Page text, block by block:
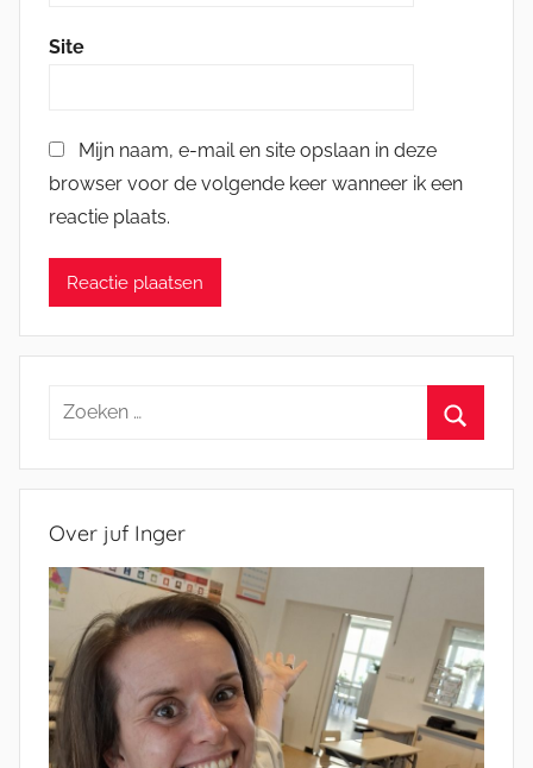
Site
Mijn naam, e-mail en site opslaan in deze
browser voor de volgende keer wanneer ik een
reactie plaats.
Zoeken
Over juf Inger